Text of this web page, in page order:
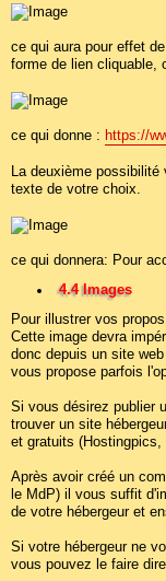
ce qui aura pour effet
forme de lien cliquable,
ce qui donne : https://
La deuxième
texte de votre choix.
ce qui donnera: Pour
4.4 Images
Pour illustrer vos
Cette image devra
donc depuis un site
vous propose parfois
Si vous désirez publier
trouver un site
et gratuits
Après avoir créé un
le MdP) il vous suffit
de votre hébergeur et
Si votre hébergeur ne
vous pouvez le faire